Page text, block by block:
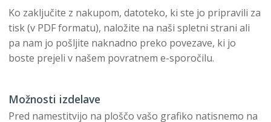
Ko zaključite z nakupom, datoteko, ki ste jo pripravili za
tisk (v PDF formatu), naložite na naši spletni strani ali
pa nam jo pošljite naknadno preko povezave, ki jo
boste prejeli v našem povratnem e-sporočilu.
Možnosti izdelave
Pred namestitvijo na ploščo vašo grafiko natisnemo na